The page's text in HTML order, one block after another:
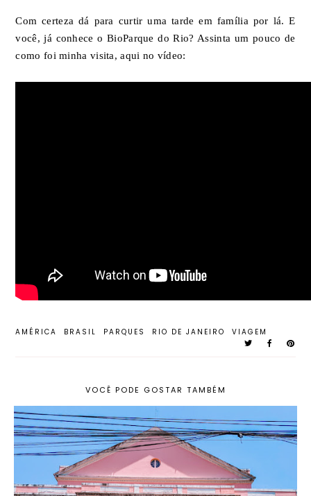
Com certeza dá para curtir uma tarde em família por lá. E
você, já conhece o BioParque do Rio? Assinta um pouco de
como foi minha visita, aqui no vídeo:
AMÉRICA BRASIL PARQUES RIO DE JANEIRO VIAGEM
VOCÊ PODE GOSTAR TAMBÉM